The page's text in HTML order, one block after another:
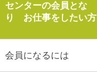
センターの会員とな
り お仕事をしたい方
会員になるには